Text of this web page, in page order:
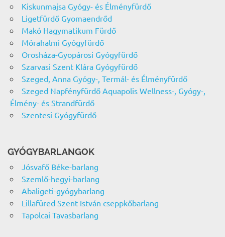
Kiskunmajsa Gyógy- és Élményfürdő
Ligetfürdő Gyomaendrőd
Makó Hagymatikum Fürdő
Mórahalmi Gyógyfürdő
Orosháza-Gyopárosi Gyógyfürdő
Szarvasi Szent Klára Gyógyfürdő
Szeged, Anna Gyógy-, Termál- és Élményfürdő
Szeged Napfényfürdő Aquapolis Wellness-, Gyógy-,
Élmény- és Strandfürdő
Szentesi Gyógyfürdő
GYÓGYBARLANGOK
Jósvafő Béke-barlang
Szemlő-hegyi-barlang
Abaligeti-gyógybarlang
Lillafüred Szent István cseppkőbarlang
Tapolcai Tavasbarlang